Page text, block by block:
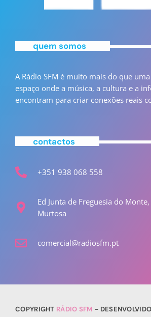
quem somos
A Rádio SFM é muito mais do que
espaço onde a música, a cultura e a
encontram para criar conexões reais
contactos
+351 938 068 558
Ed Junta de Freguesia do
Murtosa
comercial@radiosfm.pt
COPYRIGHT RÁDIO SFM -